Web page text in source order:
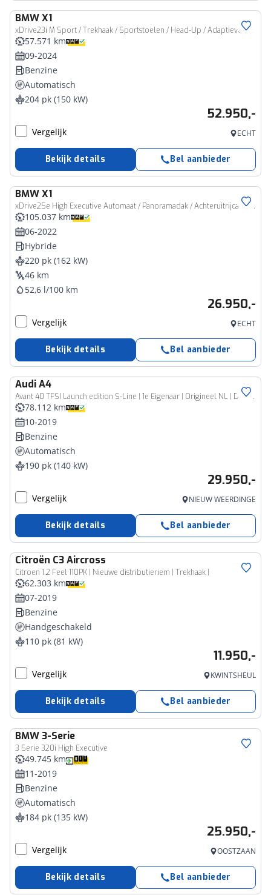
BMWX1
xDrive23i M Sport / Trekhaak / Sportstoelen / Head-Up / Adaptieve LED / M Adaptief onderstel / Parking Assistant Plus / Comfort Access
57.571 km
09-2024
Benzine
Automatisch
204 pk (150 kW)
52.950,-
Vergelijk ECHT
Bekijk details Bel aanbieder
BMWX1
xDrive25e High Executive Automaat / Panoramadak / Achteruitrijcamera / Comfort Access / LED / Head-Up / Stoelverwarming
105.037 km
06-2022
Hybride
220 pk (162 kW)
46 km
52,6 l/100 km
26.950,-
Vergelijk ECHT
Bekijk details Bel aanbieder
AudiA4
Avant 40 TFSI Launch edition S-Line | 1e Eigenaar | Origineel NL | Dealer Onderhouden | Stoelverwarming | LED Koplampen | Cruise Control | Climate Control | 18'' Lichtmetalen Velgen | Black Optic |
78.112 km
10-2019
Benzine
Automatisch
190 pk (140 kW)
29.950,-
Vergelijk NIEUW WEERDINGE
Bekijk details Bel aanbieder
Citroën C3 Aircross
Citroen 1.2 Feel 110PK | Nieuwe distributieriem | Trekhaak |
62.303 km
07-2019
Benzine
Handgeschakeld
110 pk (81 kW)
11.950,-
Vergelijk KWINTSHEUL
Bekijk details Bel aanbieder
BMW3-Serie
3 Serie 320i High Executive
49.745 km
11-2019
Benzine
Automatisch
184 pk (135 kW)
25.950,-
Vergelijk OOSTZAAN
Bekijk details Bel aanbieder